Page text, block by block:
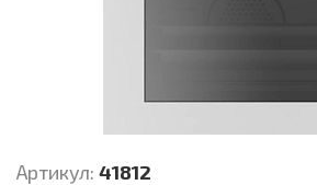
Артикул: 41812